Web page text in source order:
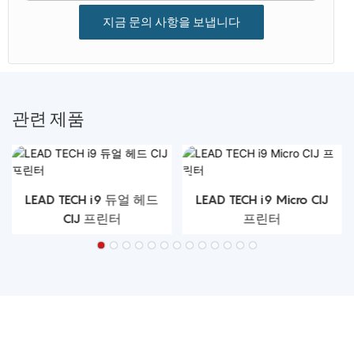
지금 문의 사항을 보냅니다
관련 제품
LEAD TECH i9 듀얼 헤드
CIJ 프린터
LEAD TECH i9 Micro CIJ
프린터